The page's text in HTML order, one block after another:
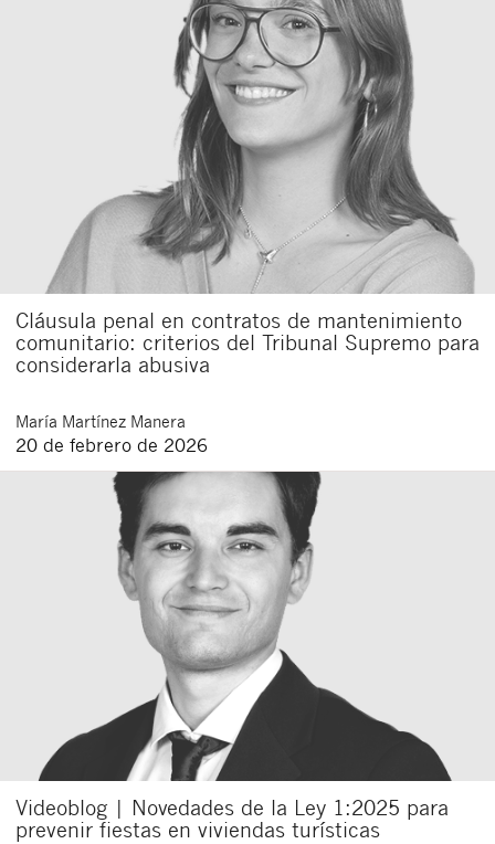
Cláusula penal en contratos de mantenimiento
comunitario: criterios del Tribunal Supremo para
considerarla abusiva
María Martínez Manera
20 de febrero de 2026
Videoblog | Novedades de la Ley 1:2025 para
prevenir fiestas en viviendas turísticas